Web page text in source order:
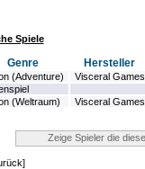
Spiele
Genre Hersteller
(Adventure)
Visceral Games
(Weltraum) Visceral Games